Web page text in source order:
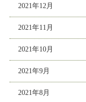
2021年12月
2021年11月
2021年10月
2021年9月
2021年8月